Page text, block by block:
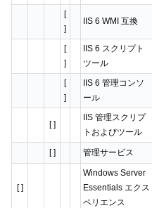
[
]
IIS 6 WMI 互換
[
]
IIS 6 スクリプト
ツール
[
]
IIS 6 管理コンソ
ール
[ ]
IIS 管理スクリプ
トおよびツール
[ ] 管理サービス
[ ]
Windows Server
Essentials エクス
ペリエンス